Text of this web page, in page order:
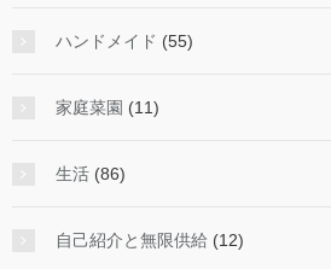
ハンドメイド (55)
家庭菜園 (11)
生活 (86)
自己紹介と無限供給 (12)